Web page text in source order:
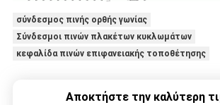
σύνδεσμος πινής ορθής γωνίας
Σύνδεσμοι πινών πλακέτων κυκλωμάτων
κεφαλίδα πινών επιφανειακής τοποθέτησης
Αποκτήστε την καλύτερη